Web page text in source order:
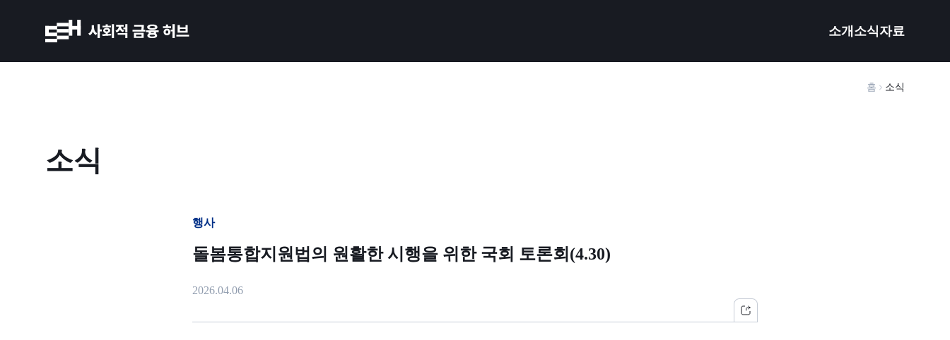
소개 소식자료
홈 소식
소식
행사
돌봄통합지원법의 원활한 시행을 위한 국회 토론회(4.30)
2026.04.06